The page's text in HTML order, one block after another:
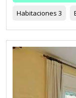
Habitaciones 3